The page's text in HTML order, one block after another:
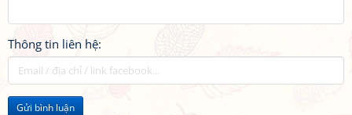
Thông tin liên hệ:
Gửi bình luận